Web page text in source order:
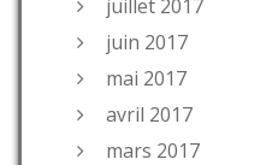
juillet 2017
juin 2017
mai 2017
avril 2017
mars 2017